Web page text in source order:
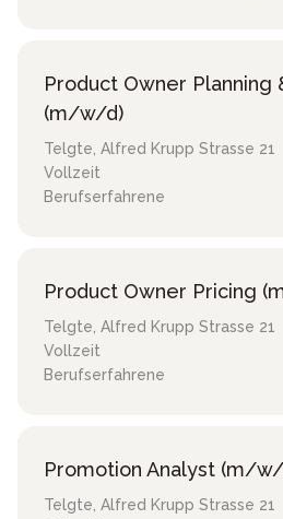
Product Owner Planning
(m/w/d)
Telgte, Alfred Krupp Strasse 21
Vollzeit
Berufserfahrene
Product Owner Pricing
Telgte, Alfred Krupp Strasse 21
Vollzeit
Berufserfahrene
Promotion Analyst (m/
Telgte, Alfred Krupp Strasse 21